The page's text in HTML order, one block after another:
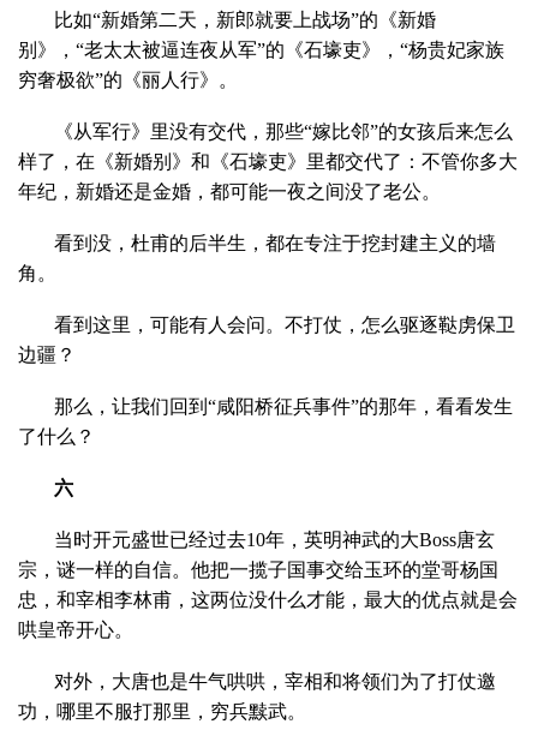
比如“新婚第二天，新郎就要上战场”的《新婚
别》，“老太太被逼连夜从军”的《石壕吏》，“杨贵妃家族
穷奢极欲”的《丽人行》。
《从军行》里没有交代，那些“嫁比邻”的女孩后来怎么
样了，在《新婚别》和《石壕吏》里都交代了：不管你多大
年纪，新婚还是金婚，都可能一夜之间没了老公。
看到没，杜甫的后半生，都在专注于挖封建主义的墙
角。
看到这里，可能有人会问。不打仗，怎么驱逐鞑虏保卫
边疆？
那么，让我们回到“咸阳桥征兵事件”的那年，看看发生
了什么？
六
当时开元盛世已经过去10年，英明神武的大Boss唐玄
宗，谜一样的自信。他把一揽子国事交给玉环的堂哥杨国
忠，和宰相李林甫，这两位没什么才能，最大的优点就是会
哄皇帝开心。
对外，大唐也是牛气哄哄，宰相和将领们为了打仗邀
功，哪里不服打那里，穷兵黩武。